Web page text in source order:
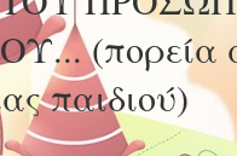
(πορεία
παιδιού)